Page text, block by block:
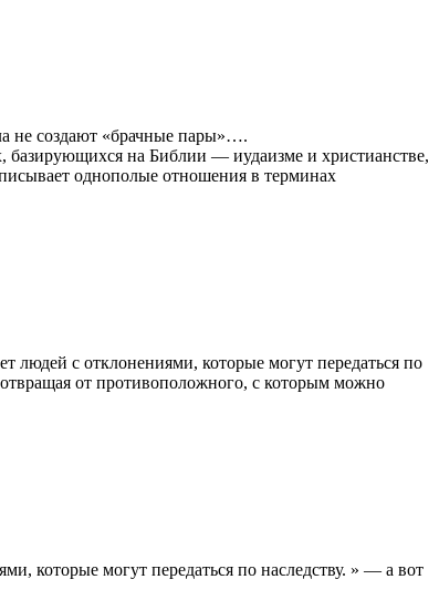
не создают «брачные пары»….
базирующихся на Библии — иудаизме и христианстве,
однополые отношения в терминах
людей с отклонениями, которые могут передаться по
от противоположного, с которым можно
которые могут передаться по наследству. » — а вот